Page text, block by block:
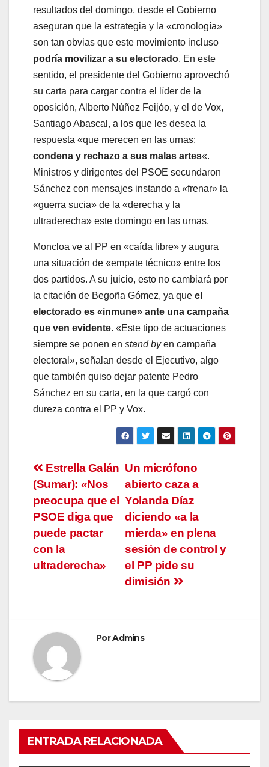
resultados del domingo, desde el Gobierno
aseguran que la estrategia y la «cronología»
son tan obvias que este movimiento incluso
podría movilizar a su electorado. En este
sentido, el presidente del Gobierno aprovechó
su carta para cargar contra el líder de la
oposición, Alberto Núñez Feijóo, y el de Vox,
Santiago Abascal, a los que les desea la
respuesta «que merecen en las urnas:
condena y rechazo a sus malas artes«.
Ministros y dirigentes del PSOE secundaron
Sánchez con mensajes instando a «frenar» la
«guerra sucia» de la «derecha y la
ultraderecha» este domingo en las urnas.
Moncloa ve al PP en «caída libre» y augura
una situación de «empate técnico» entre los
dos partidos. A su juicio, esto no cambiará por
la citación de Begoña Gómez, ya que el
electorado es «inmune» ante una campaña
que ven evidente. «Este tipo de actuaciones
siempre se ponen en stand byen campaña
electoral», señalan desde el Ejecutivo, algo
que también quiso dejar patente Pedro
Sánchez en su carta, en la que cargó con
dureza contra el PP y Vox.
Navegación
de
entradas
Un micrófono
abierto caza a
Yolanda Díaz
diciendo «a la
mierda» en plena
sesión de control y
el PP pide su
dimisión
Estrella Galán
(Sumar): «Nos
preocupa que el
PSOE diga que
puede pactar
con la
ultraderecha»
PorAdmins
ENTRADA RELACIONADA